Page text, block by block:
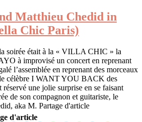
Matthieu Chedid in
Chic Paris)
soirée était à la « VILLA CHIC » la
à improvisé un concert en reprenant
l’assemblée en reprenant des morceaux
célèbre I WANT YOU BACK des
une jolie surprise en se faisant
de son compagnon et guitariste, le
aka M. Partage d'article
d'article